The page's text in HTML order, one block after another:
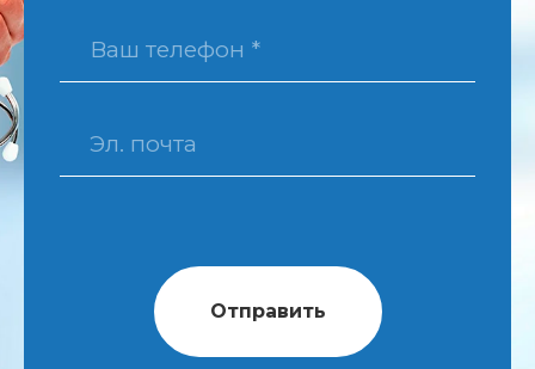
Отправить